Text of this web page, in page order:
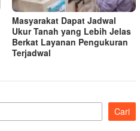
Masyarakat Dapat Jadwal
Ukur Tanah yang Lebih Jelas
Berkat Layanan Pengukuran
Terjadwal
Cari